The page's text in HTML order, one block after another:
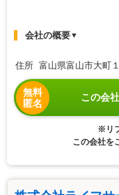
会社の概要▼
住所 富山県富山市大町
無料
匿名
この会
※リ
この会社を